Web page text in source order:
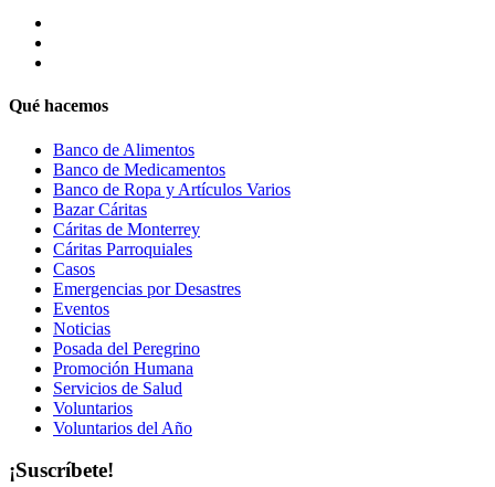
Qué hacemos
Banco de Alimentos
Banco de Medicamentos
Banco de Ropa y Artículos Varios
Bazar Cáritas
Cáritas de Monterrey
Cáritas Parroquiales
Casos
Emergencias por Desastres
Eventos
Noticias
Posada del Peregrino
Promoción Humana
Servicios de Salud
Voluntarios
Voluntarios del Año
¡Suscríbete!